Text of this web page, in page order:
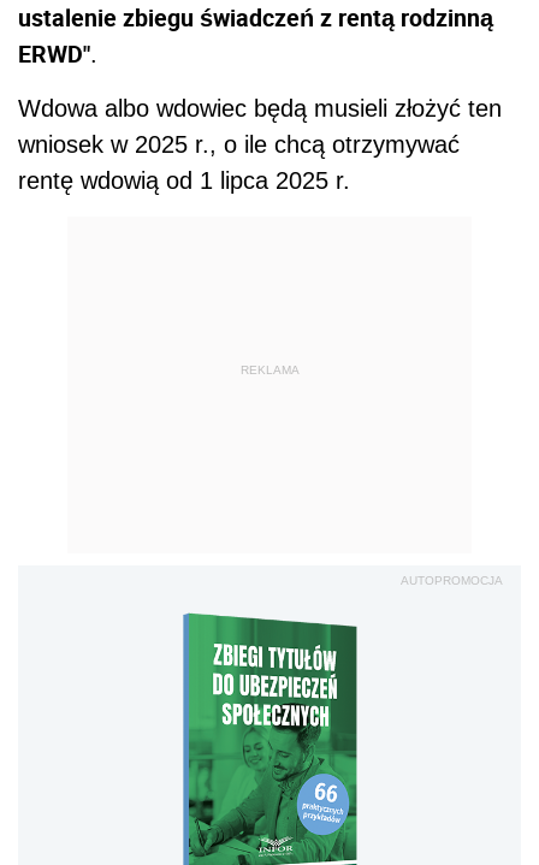
ustalenie zbiegu świadczeń z rentą rodzinną
ERWD".
Wdowa albo wdowiec będą musieli złożyć ten
wniosek w 2025 r., o ile chcą otrzymywać
rentę wdowią od 1 lipca 2025 r.
REKLAMA
AUTOPROMOCJA